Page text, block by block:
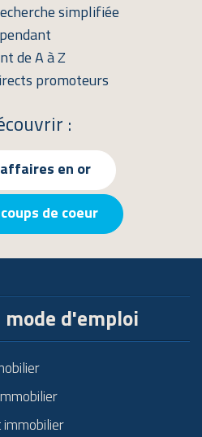
simplifiée
de A à Z
promoteurs
:
en or
de coeur
d'emploi